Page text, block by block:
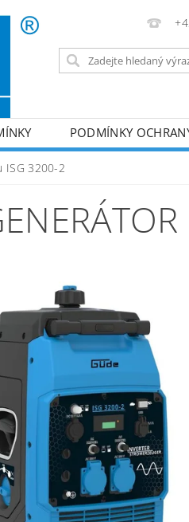
PODMÍNKY
RUČNÍ NÁŘADÍ
ISG 3200-2